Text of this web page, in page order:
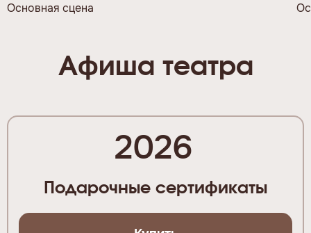
Основная сцена
Афиша театра
2026
Подарочные сертификаты